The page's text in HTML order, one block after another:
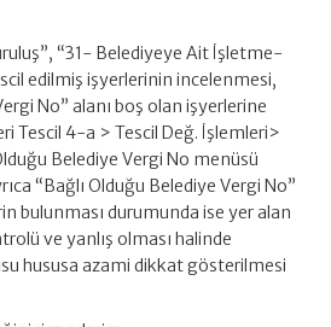
“31- Belediyeye Ait İşletme-
edilmiş işyerlerinin incelenmesi,
No” alanı boş olan işyerlerine
Tescil 4-a > Tescil Değ. İşlemleri>
Belediye Vergi No menüsü
“Bağlı Olduğu Belediye Vergi No”
bulunması durumunda ise yer alan
ve yanlış olması halinde
hususa azami dikkat gösterilmesi